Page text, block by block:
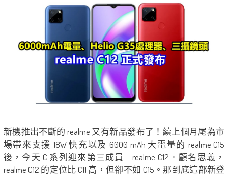
新機推出不斷的 realme 又有新品發布了！續上個月尾為市
場帶來支援 18W 快充以及 6000 mAh 大電量的 realme C15
後，今天 C 系列迎來第三成員 – realme C12。顧名思義，
realme C12 的定位比 C11 高，但卻不如 C15。那到底這部新登